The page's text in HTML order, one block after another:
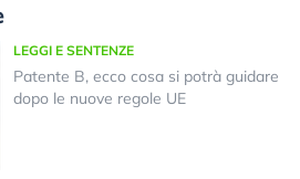
LEGGI E SENTENZE
Patente B, ecco cosa si potrà guidare
dopo le nuove regole UE